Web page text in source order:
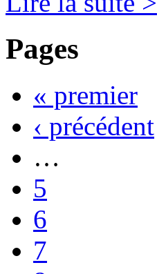
Pages
« premier
‹ précédent
…
5
6
7